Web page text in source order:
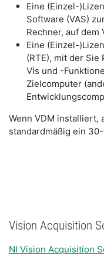
Eine (Einzel-
Software (VAS)
Rechner, auf
Eine (Einzel-
(RTE), mit der
VIs und -
Zielcomputer
Wenn VDM
standardmäßig ein
Vision Acquisition
NI Vision Acquisition